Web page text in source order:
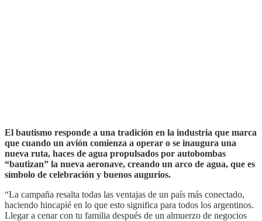
El bautismo responde a una tradición en la industria que marca
que cuando un avión comienza a operar o se inaugura una
nueva ruta, haces de agua propulsados por autobombas
“bautizan” la nueva aeronave, creando un arco de agua, que es
símbolo de celebración y buenos augurios.
“La campaña resalta todas las ventajas de un país más conectado,
haciendo hincapié en lo que esto significa para todos los argentinos.
Llegar a cenar con tu familia después de un almuerzo de negocios